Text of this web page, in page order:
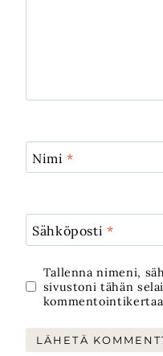
Nimi*
Sähköposti*
Tallenna nimeni,
sivustoni tähän